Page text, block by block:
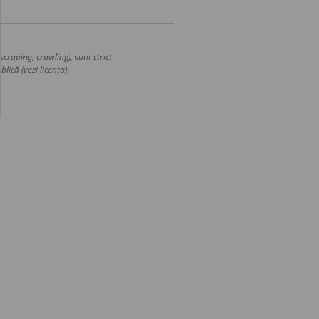
crawling), sunt strict
(vezi licența).